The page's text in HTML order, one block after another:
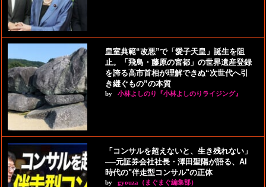
皇室典範“改悪”で「愛子天皇」誕生を阻
止。「飛鳥・藤原の宮都」の世界遺産登録
を誇る高市首相が理解できぬ“次世代へ引
き継ぐもの”の本質
by 小林よしのり『小林よしのりライジング』
「コンサルを超えないと、生き残れない」
──元証券会社社長・澤田聖陽が語る、AI
時代の"伴走型コンサル"の正体
by gyouza（まぐまぐ編集部）